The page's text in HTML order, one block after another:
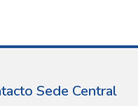
Sede Central